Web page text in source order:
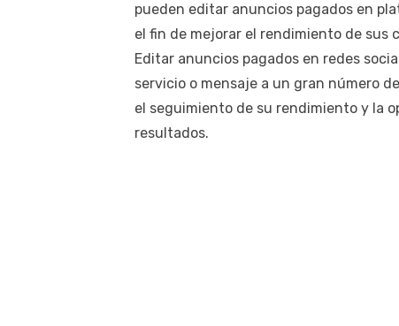
pueden editar anuncios pagados en
el fin de mejorar el rendimiento de sus
Editar anuncios pagados en redes
servicio o mensaje a un gran número
el seguimiento de su rendimiento y la
resultados.